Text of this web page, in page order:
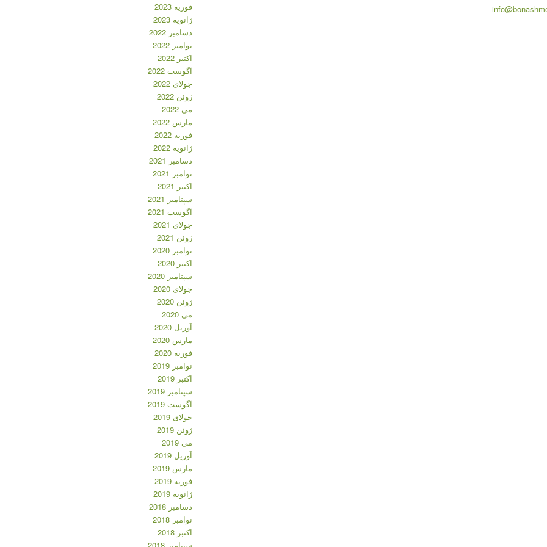
فوریه 2023
ژانویه 2023
دسامبر 2022
نوامبر 2022
اکتبر 2022
آگوست 2022
جولای 2022
ژوئن 2022
می 2022
مارس 2022
فوریه 2022
ژانویه 2022
دسامبر 2021
نوامبر 2021
اکتبر 2021
سپتامبر 2021
آگوست 2021
جولای 2021
ژوئن 2021
نوامبر 2020
اکتبر 2020
سپتامبر 2020
جولای 2020
ژوئن 2020
می 2020
آوریل 2020
مارس 2020
فوریه 2020
نوامبر 2019
اکتبر 2019
سپتامبر 2019
آگوست 2019
جولای 2019
ژوئن 2019
می 2019
آوریل 2019
مارس 2019
فوریه 2019
ژانویه 2019
دسامبر 2018
نوامبر 2018
اکتبر 2018